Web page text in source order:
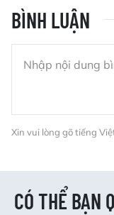
BÌNH LUẬN
Xin vui lòng gõ tiếng
CÓ THỂ BẠN